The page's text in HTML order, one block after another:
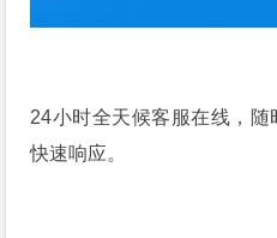
24小时全天候客服在线，
快速响应。